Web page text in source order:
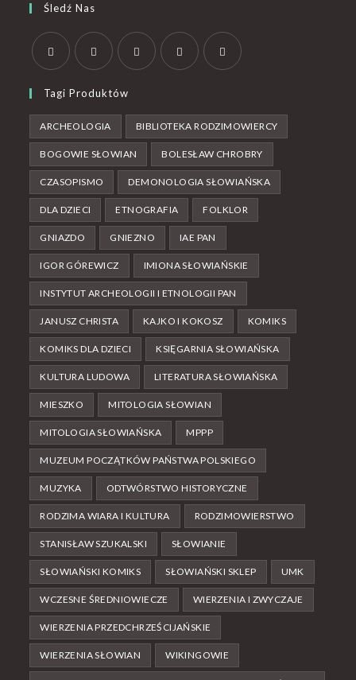
Śledź Nas
Tagi Produktów
ARCHEOLOGIA BIBLIOTEKA RODZIMOWIERCY
BOGOWIE SŁOWIAN BOLESŁAW CHROBRY
CZASOPISMO DEMONOLOGIA SŁOWIAŃSKA
DLA DZIECI ETNOGRAFIA FOLKLOR
GNIAZDO GNIEZNO IAE PAN
IGOR GÓREWICZ IMIONA SŁOWIAŃSKIE
INSTYTUT ARCHEOLOGII I ETNOLOGII PAN
JANUSZ CHRISTA KAJKO I KOKOSZ KOMIKS
KOMIKS DLA DZIECI KSIĘGARNIA SŁOWIAŃSKA
KULTURA LUDOWA LITERATURA SŁOWIAŃSKA
MIESZKO MITOLOGIA SŁOWIAN
MITOLOGIA SŁOWIAŃSKA MPPP
MUZEUM POCZĄTKÓW PAŃSTWA POLSKIEGO
MUZYKA ODTWÓRSTWO HISTORYCZNE
RODZIMA WIARA I KULTURA RODZIMOWIERSTWO
STANISŁAW SZUKALSKI SŁOWIANIE
SŁOWIAŃSKI KOMIKS SŁOWIAŃSKI SKLEP UMK
WCZESNE ŚREDNIOWIECZE WIERZENIA I ZWYCZAJE
WIERZENIA PRZEDCHRZEŚCIJAŃSKIE
WIERZENIA SŁOWIAN WIKINGOWIE